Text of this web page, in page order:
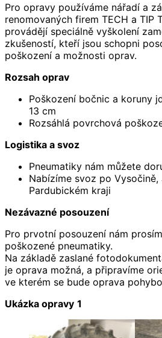
Pro opravy používáme nářadí a
renomovaných firem TECH a TIP
provádějí speciálně vyškolení
zkušeností, kteří jsou schopni
poškození a možnosti oprav.
Rozsah oprav
Poškození bočnic a koruny
13 cm
Rozsáhlá povrchová
Logistika a svoz
Pneumatiky nám můžete
Nabízíme svoz po Vysočině,
Pardubickém kraji
Nezávazné posouzení
Pro prvotní posouzení nám
poškozené pneumatiky.
Na základě zaslané
je oprava možná, a připravíme
ve kterém se bude oprava
Ukázka opravy 1